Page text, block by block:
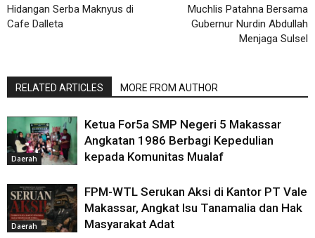
Hidangan Serba Maknyus di
Cafe Dalleta
Muchlis Patahna Bersama
Gubernur Nurdin Abdullah
Menjaga Sulsel
RELATED ARTICLES MORE FROM AUTHOR
Daerah
Ketua For5a SMP Negeri 5 Makassar
Angkatan 1986 Berbagi Kepedulian
kepada Komunitas Mualaf
Daerah
FPM-WTL Serukan Aksi di Kantor PT Vale
Makassar, Angkat Isu Tanamalia dan Hak
Masyarakat Adat